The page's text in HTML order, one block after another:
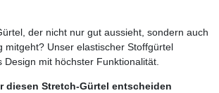
der nicht nur gut aussieht, sondern auch
mitgeht? Unser elastischer Stoffgürtel
Design mit höchster Funktionalität.
diesen Stretch-Gürtel entscheiden